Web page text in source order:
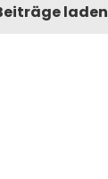
laden